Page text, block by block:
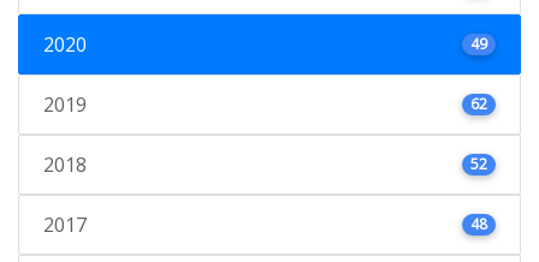
2020 49
2019 62
2018 52
2017 48